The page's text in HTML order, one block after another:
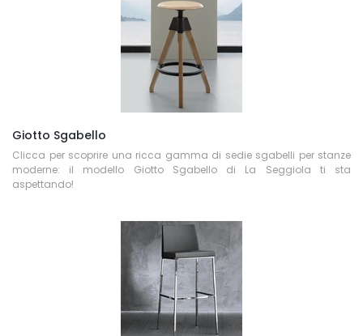
Giotto Sgabello
Clicca per scoprire una ricca gamma di sedie sgabelli per stanze
moderne: il modello Giotto Sgabello di La Seggiola ti sta
aspettando!